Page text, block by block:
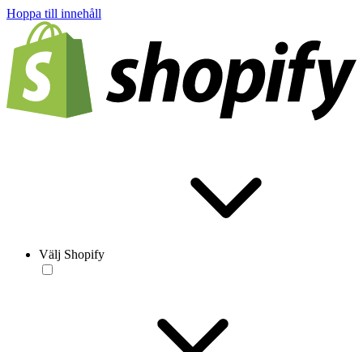
Hoppa till innehåll
Välj Shopify